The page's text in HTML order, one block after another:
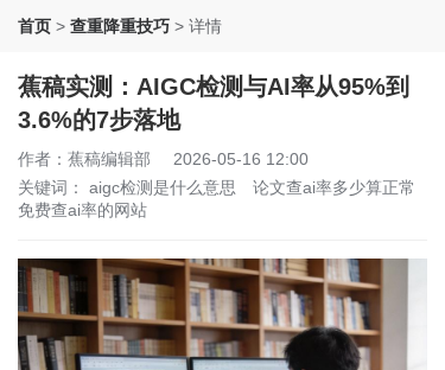
首页 > 查重降重技巧 > 详情
蕉稿实测：AIGC检测与AI率从95%到
3.6%的7步落地
作者：蕉稿编辑部
2026-05-16 12:00
关键词： aigc检测是什么意思
论文查ai率多少算正常
免费查ai率的网站